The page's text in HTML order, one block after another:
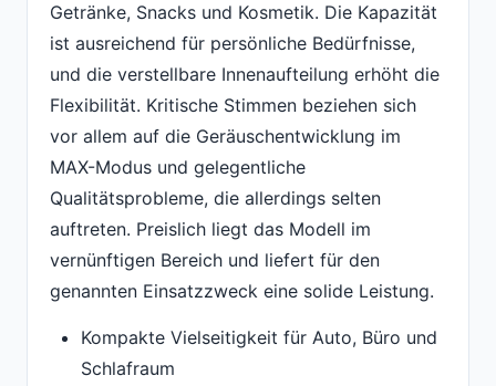
Getränke, Snacks und Kosmetik. Die Kapazität
ist ausreichend für persönliche Bedürfnisse,
und die verstellbare Innenaufteilung erhöht die
Flexibilität. Kritische Stimmen beziehen sich
vor allem auf die Geräuschentwicklung im
MAX-Modus und gelegentliche
Qualitätsprobleme, die allerdings selten
auftreten. Preislich liegt das Modell im
vernünftigen Bereich und liefert für den
genannten Einsatzzweck eine solide Leistung.
Kompakte Vielseitigkeit für Auto, Büro und
Schlafraum